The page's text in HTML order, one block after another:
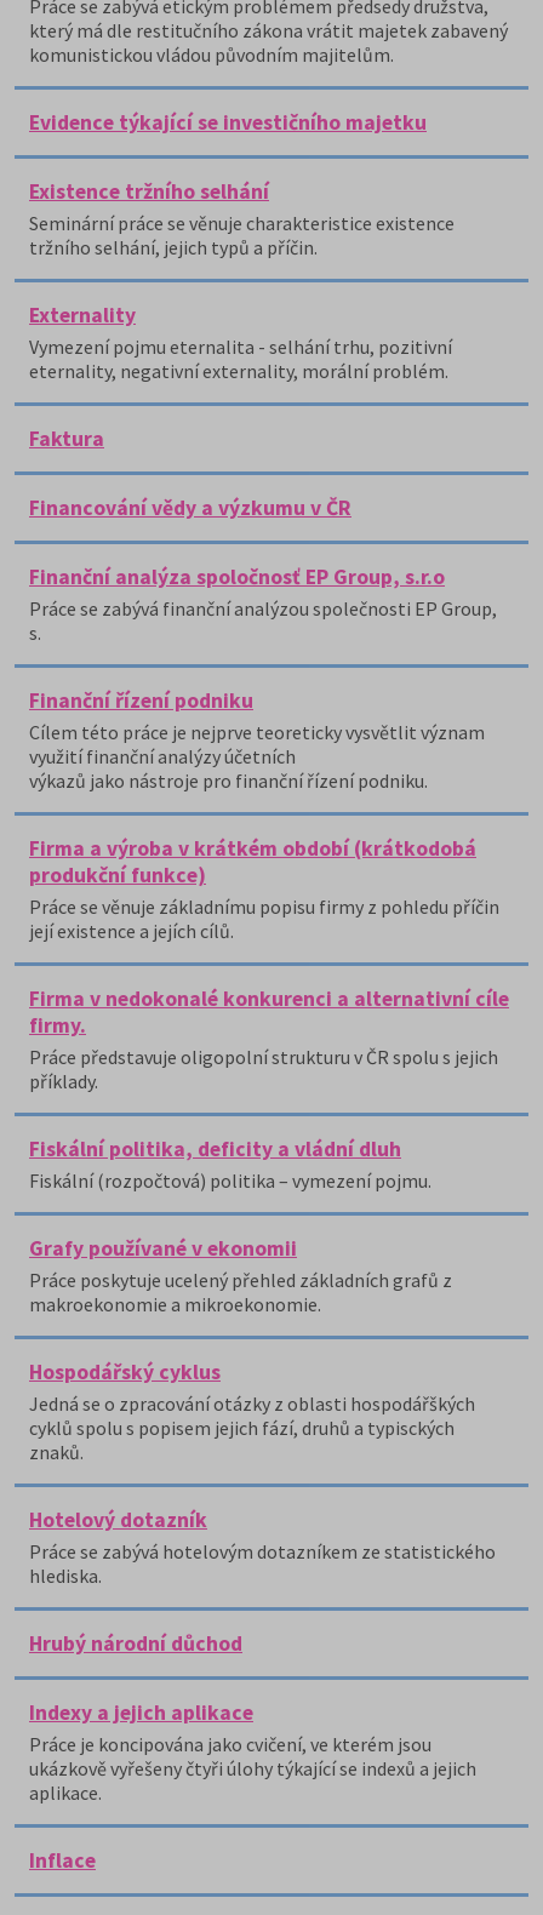
Práce se zabývá etickým problémem předsedy družstva,
který má dle restitučního zákona vrátit majetek zabavený
komunistickou vládou původním majitelům.
Evidence týkající se investičního majetku
Existence tržního selhání
Seminární práce se věnuje charakteristice existence
tržního selhání, jejich typů a příčin.
Externality
Vymezení pojmu eternalita - selhání trhu, pozitivní
eternality, negativní externality, morální problém.
Faktura
Financování vědy a výzkumu v ČR
Finanční analýza spoločnosť EP Group, s.r.o
Práce se zabývá finanční analýzou společnosti EP Group,
s.
Finanční řízení podniku
Cílem této práce je nejprve teoreticky vysvětlit význam
využití finanční analýzy účetních
výkazů jako nástroje pro finanční řízení podniku.
Firma a výroba v krátkém období (krátkodobá
produkční funkce)
Práce se věnuje základnímu popisu firmy z pohledu příčin
její existence a jejích cílů.
Firma v nedokonalé konkurenci a alternativní cíle
firmy.
Práce představuje oligopolní strukturu v ČR spolu s jejich
příklady.
Fiskální politika, deficity a vládní dluh
Fiskální (rozpočtová) politika – vymezení pojmu.
Grafy používané v ekonomii
Práce poskytuje ucelený přehled základních grafů z
makroekonomie a mikroekonomie.
Hospodářský cyklus
Jedná se o zpracování otázky z oblasti hospodářškých
cyklů spolu s popisem jejich fází, druhů a typisckých
znaků.
Hotelový dotazník
Práce se zabývá hotelovým dotazníkem ze statistického
hlediska.
Hrubý národní důchod
Indexy a jejich aplikace
Práce je koncipována jako cvičení, ve kterém jsou
ukázkově vyřešeny čtyři úlohy týkající se indexů a jejich
aplikace.
Inflace